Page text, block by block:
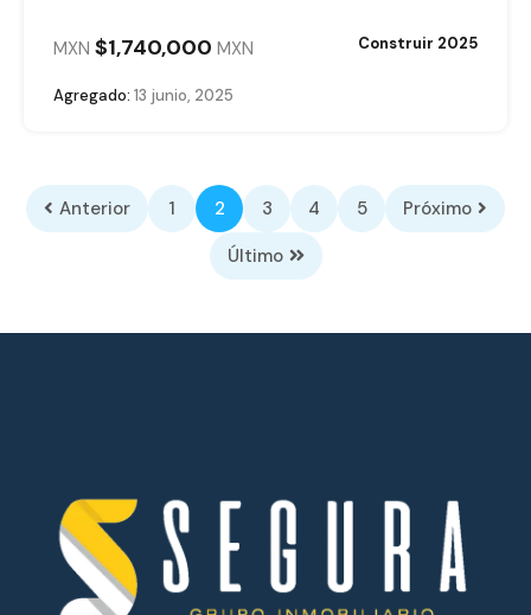
MXN $1,740,000 MXN Construir 2025
Agregado: 13 junio, 2025
Anterior 1 2 3 4 5
Próximo
Último